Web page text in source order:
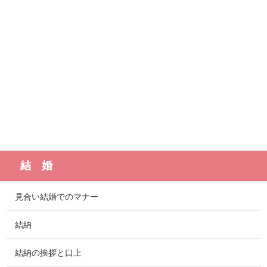
結 婚
見合い結婚でのマナー
結納
結納の挨拶と口上